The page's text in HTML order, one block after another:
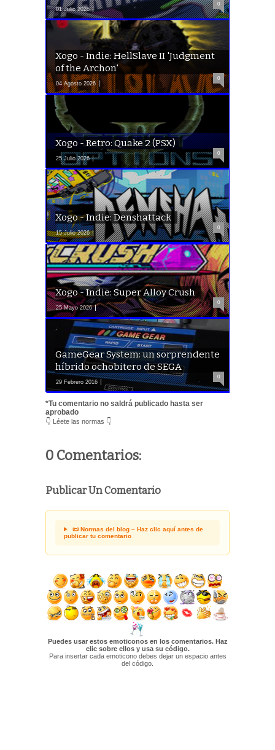
01 Julio 2026
0
Xogo - Indie: HellSlave II 'Judgment
of the Archon'
04 Agosto 2026
0
Xogo - Retro: Quake 2 (PSX)
25 Julio 2026
0
Xogo - Indie: Denshattack
15 Julio 2026
0
Xogo - Indie: Super Alloy Crush
25 Mayo 2026
0
GameGear System: un sorprendente
híbrido ochobitero de SEGA
29 Febrero 2016
0
*Tu comentario no saldrá publicado hasta ser
aprobado
👇 Léete las normas 👇
0 Comentarios:
Publicar Un Comentario
📜 Normas del blog – Haz clic aquí antes de
publicar tu comentario
Puedes usar estos emoticonos en los comentarios. Haz
clic sobre ellos y usa su código.
Para insertar cada emoticono debes dejar un espacio antes
del código.